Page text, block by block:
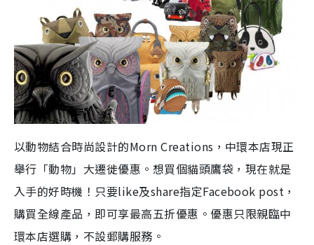
以動物結合時尚設計的Morn Creations，中環本店現正
舉行「動物」大遷徙優惠。想買個貓頭鷹袋，現在就是
入手的好時機！只要like及share指定Facebook post，
購買全線產品，即可享最高五折優惠。優惠只限親臨中
環本店選購，不設郵購服務。